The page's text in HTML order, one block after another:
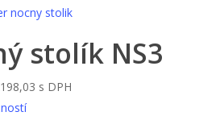
môžete
vybrať
na
stránke
produktu.
€178,35
€198,03
produkt
viacero
Možnosti
stolík NS3
198,03 Price
s DPH
Tento